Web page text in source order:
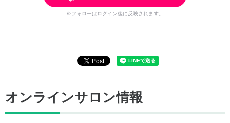
※フォローはログイン後に反映されます。
オンラインサロン情報